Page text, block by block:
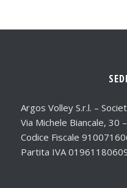
Argos Volley S.r.l. –
Via Michele Biancale, 30
Codice Fiscale
Partita IVA